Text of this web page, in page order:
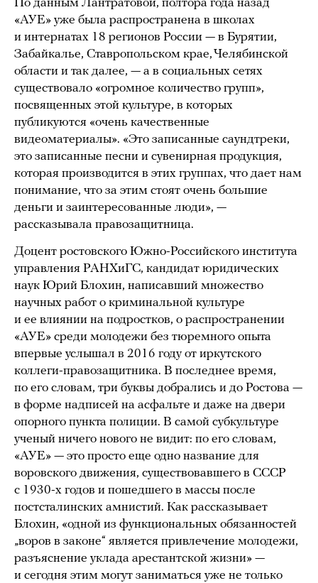
По данным Лантратовой, полтора года назад
«АУЕ» уже была распространена в школах
и интернатах 18 регионов России — в Бурятии,
Забайкалье, Ставропольском крае, Челябинской
области и так далее, — а в социальных сетях
существовало «огромное количество групп»,
посвященных этой культуре, в которых
публикуются «очень качественные
видеоматериалы». «Это записанные саундтреки,
это записанные песни и сувенирная продукция,
которая производится в этих группах, что дает нам
понимание, что за этим стоят очень большие
деньги и заинтересованные люди», —
рассказывала правозащитница.
Доцент ростовского Южно-Российского института
управления РАНХиГС, кандидат юридических
наук Юрий Блохин, написавший множество
научных работ о криминальной культуре
и ее влиянии на подростков, о распространении
«АУЕ» среди молодежи без тюремного опыта
впервые услышал в 2016 году от иркутского
коллеги-правозащитника. В последнее время,
по его словам, три буквы добрались и до Ростова —
в форме надписей на асфальте и даже на двери
опорного пункта полиции. В самой субкультуре
ученый ничего нового не видит: по его словам,
«АУЕ» — это просто еще одно название для
воровского движения, существовавшего в СССР
с 1930-х годов и пошедшего в массы после
постсталинских амнистий. Как рассказывает
Блохин, «одной из функциональных обязанностей
„воров в законе“ является привлечение молодежи,
разъяснение уклада арестантской жизни» —
и сегодня этим могут заниматься уже не только